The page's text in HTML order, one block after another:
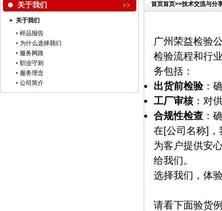
关于我们
关于我们
样品报告
为什么选择我们
服务网路
职业守则
服务理念
公司简介
首页首页>>技术交流与分
广州荣益检验
检验流程和行
务包括：
出货前检验：
工厂审核：对
合规性检查 ：
在[公司名称]，
为客户提供安
给我们。
选择我们，体
请看下面验货